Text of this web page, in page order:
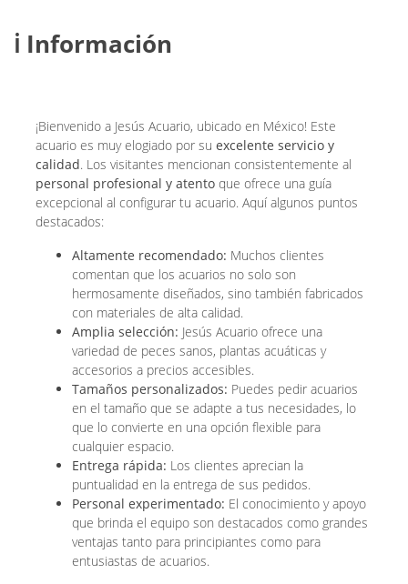
ℹ️ Información
¡Bienvenido a Jesús Acuario, ubicado en México! Este
acuario es muy elogiado por su excelente servicio y
calidad. Los visitantes mencionan consistentemente al
personal profesional y atento que ofrece una guía
excepcional al configurar tu acuario. Aquí algunos puntos
destacados:
Altamente recomendado: Muchos clientes
comentan que los acuarios no solo son
hermosamente diseñados, sino también fabricados
con materiales de alta calidad.
Amplia selección: Jesús Acuario ofrece una
variedad de peces sanos, plantas acuáticas y
accesorios a precios accesibles.
Tamaños personalizados: Puedes pedir acuarios
en el tamaño que se adapte a tus necesidades, lo
que lo convierte en una opción flexible para
cualquier espacio.
Entrega rápida: Los clientes aprecian la
puntualidad en la entrega de sus pedidos.
Personal experimentado: El conocimiento y apoyo
que brinda el equipo son destacados como grandes
ventajas tanto para principiantes como para
entusiastas de acuarios.